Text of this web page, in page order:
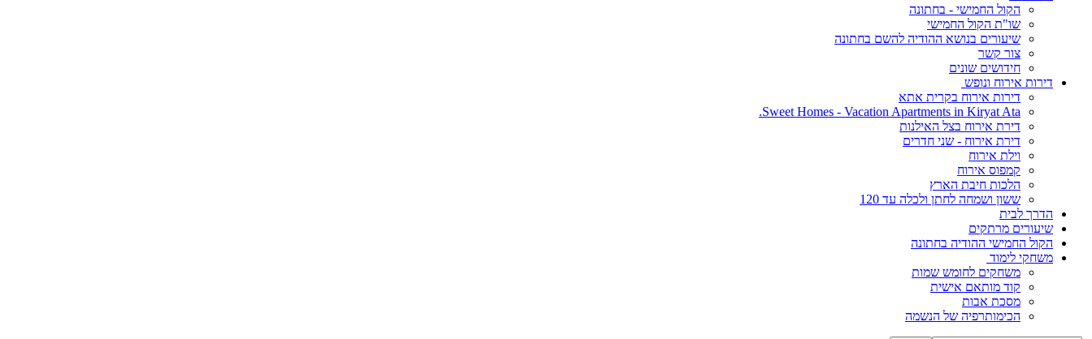
הקול החמישי - בחתונה
שו"ת הקול החמישי
שיעורים בנושא ההודיה להשם בחתונה
צור קשר
חידושים שונים
דירות אירוח ונופש
דירות אירוח בקרית אתא
Sweet Homes - Vacation Apartments in Kiryat Ata.
דירת אירוח בצל האילנות
דירת אירוח - שני חדרים
וילת אירוח
קמפוס אירוח
הלכות חיבת הארץ
ששון ושמחה לחתן ולכלה עד 120
הדרך לבית
שיעורים מרתקים
הקול החמישי ההודיה בחתונה
משחקי לימוד
משחקים לחומש שמות
קוד מותאם אישית
מסכת אבות
הכימותרפיה של הנשמה